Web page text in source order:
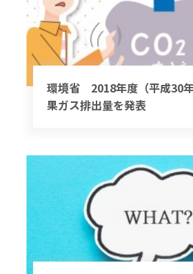
環境省 2018年度（平成30
果ガス排出量を発表